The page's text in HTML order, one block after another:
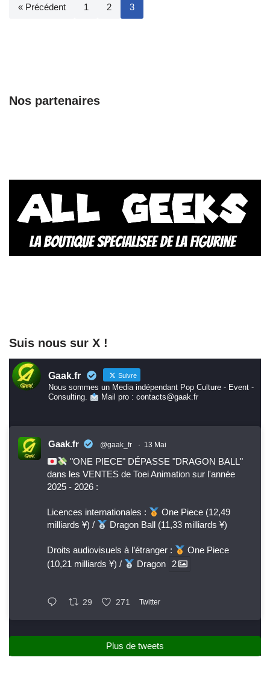
« Précédent 1 2 3
Nos partenaires
Suis nous sur X !
Gaak.fr Suivre
Nous sommes un Media indépendant Pop Culture - Event -
Consulting.
Mail pro : contacts@gaak.fr
Gaak.fr @gaak_fr · 13 Mai
"ONE PIECE" DÉPASSE "DRAGON BALL"
dans les VENTES de Toei Animation sur l'année
2025 - 2026 :
Licences internationales :
One Piece (12,49
milliards ¥) /
Dragon Ball (11,33 milliards ¥)
Droits audiovisuels à l’étranger :
One Piece
(10,21 milliards ¥) /
Dragon 2
29 271 Twitter
Plus de tweets